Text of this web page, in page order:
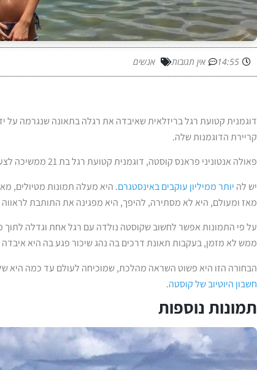
14:55 אין תגובות אנשים
דוגמנית קטועת רגל בריזלאית שאיבדה את רגלה בתאונה שנגרמה על
קריירת הדוגמנות שלה.
פאולה אנטוניני פראנס קוסטה, דוגמנית קטועת רגל בת 21 ממשיכה לצעוד על מסלול הדוגמנות גם על רגל אחת.
יש לה יותר ממיליון עוקבים באינסטגרם. היא מעלה תמונות מטיולים,
מאז ומעולם, היא לא מסתירה, להיפך, היא מפגינה את התותבת
על פי התמונות אפשר לחשוב שקוסטה נולדה עם רגל אחת וגדלה
ממש לא מזמן, בעקבות תאונת דרכים בה נהג שיכור פגע בה היא איבדה את
הבחורה הזו היא פשוט השראה מהלכת, שמוכיחה לעולם עד כמה היא
חשבון היוטיוב של קוסטה.
תמונות נוספות